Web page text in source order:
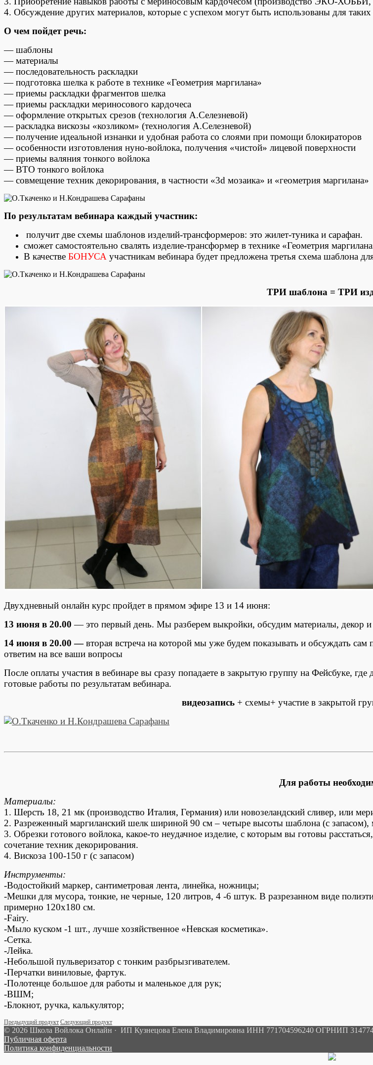
4. Обсуждение других материалов, которые с успехом могут быть использованы для таких
О чем пойдет речь:
— шаблоны
— материалы
— последовательность раскладки
— подготовка шелка к работе в технике «Геометрия маргилана»
— приемы раскладки фрагментов шелка
— приемы раскладки мериносового кардочеса
— оформление открытых срезов (технология А.Селезневой)
— раскладка вискозы «козликом» (технология А.Селезневой)
— получение идеальной изнанки и удобная работа со слоями при помощи блокираторов
— особенности изготовления нуно-войлока, получения «чистой» лицевой поверхности
— приемы валяния тонкого войлока
— ВТО тонкого войлока
— совмещение техник декорирования, в частности «3d мозаика» и «геометрия маргилана»
По результатам вебинара каждый участник:
получит две схемы шаблонов изделий-трансформеров: это жилет-туника и сарафан.
сможет самостоятельно свалять изделие-трансформер в технике «Геометрия
В качестве БОНУСА участникам вебинара будет предложена третья схема шаблона
ТРИ шаблона = ТРИ
Двухдневный онлайн курс пройдет в прямом эфире 13 и 14 июня:
13 июня в 20.00 — это первый день. Мы разберем выкройки, обсудим материалы, декор и
14 июня в 20.00 —вторая встреча на которой мы уже будем показывать и обсуждать
ответим на все ваши вопросы
После оплаты участия в вебинаре вы сразу попадаете в закрытую группу на Фейсбуке,
готовые работы по результатам вебинара.
видеозапись+ схемы+ участие в закрытой
Для работы
Материалы:
1. Шерсть 18, 21 мк (производство Италия, Германия) или новозеландский сливер, или
2. Разреженный маргиланский шелк шириной 90 см – четыре высоты шаблона (с запасом),
3. Обрезки готового войлока, какое-то неудачное изделие, с которым вы готовы
сочетание техник декорирования.
4. Вискоза 100-150 г (с запасом)
Инструменты:
-Водостойкий маркер, сантиметровая лента, линейка, ножницы;
-Мешки для мусора, тонкие, не черные, 120 литров, 4 -6 штук. В разрезанном виде
примерно 120х180 см.
-Fairy.
-Мыло куском -1 шт., лучше хозяйственное «Невская косметика».
-Сетка.
-Лейка.
-Небольшой пульверизатор с тонким разбрызгивателем.
-Перчатки виниловые, фартук.
-Полотенце большое для работы и маленькое для рук;
-ВШМ;
-Блокнот, ручка, калькулятор;
Предыдущий продукт Следующий продукт
© 2026 Школа Войлока Онлайн · ИП Кузнецова Елена Владимировна ИНН 771704596240 ОГРНИП
Публичная оферта
Политика конфиденциальности